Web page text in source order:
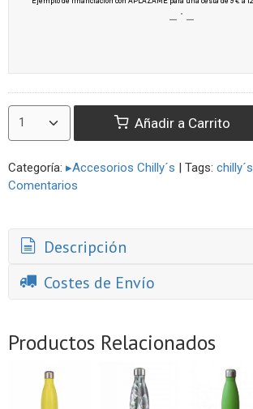
Añadir a Carrito
Categoría: ▸Accesorios Chilly´s | Tags: chilly´s
Comentarios
Descripción
Costes de Envío
Productos Relacionados